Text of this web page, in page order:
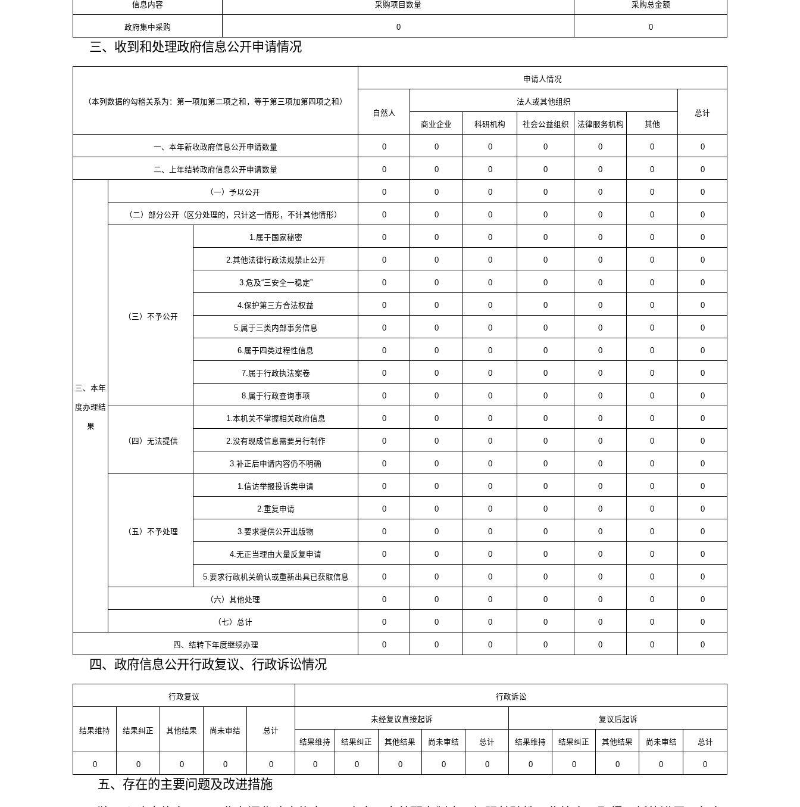
信息内容 采购项目数量 采购总金额
政府集中采购 0 0
三、收到和处理政府信息公开申请情况
（本列数据的勾稽关系为：第一项加第二项之和，等于第三项加第四项之和）
申请人情况
自然人
法人或其他组织
总计
商业企业
科研机构 社会公益组织 法律服务机构 其他
一、本年新收政府信息公开申请数量 0 0 0 0 0 0 0
二、上年结转政府信息公开申请数量 0 0 0 0 0 0 0
三、本年
度办理结
果
（一）予以公开 0 0 0 0 0 0 0
（二）部分公开（区分处理的，只计这一情形，不计其他情形） 0 0 0 0 0 0 0
（三）不予公开
1.属于国家秘密 0 0 0 0 0 0 0
2.其他法律行政法规禁止公开 0 0 0 0 0 0 0
3.危及“三安全一稳定” 0 0 0 0 0 0 0
4.保护第三方合法权益 0 0 0 0 0 0 0
5.属于三类内部事务信息 0 0 0 0 0 0 0
6.属于四类过程性信息 0 0 0 0 0 0 0
7.属于行政执法案卷 0 0 0 0 0 0 0
8.属于行政查询事项 0 0 0 0 0 0 0
（四）无法提供
1.本机关不掌握相关政府信息 0 0 0 0 0 0 0
2.没有现成信息需要另行制作 0 0 0 0 0 0 0
3.补正后申请内容仍不明确 0 0 0 0 0 0 0
（五）不予处理
1.信访举报投诉类申请 0 0 0 0 0 0 0
2.重复申请 0 0 0 0 0 0 0
3.要求提供公开出版物 0 0 0 0 0 0 0
4.无正当理由大量反复申请 0 0 0 0 0 0 0
5.要求行政机关确认或重新出具已获取信息 0 0 0 0 0 0 0
（六）其他处理 0 0 0 0 0 0 0
（七）总计 0 0 0 0 0 0 0
四、结转下年度继续办理 0 0 0 0 0 0 0
四、政府信息公开行政复议、行政诉讼情况
行政复议 行政诉讼
结果维持 结果纠正 其他结果 尚未审结 总计
未经复议直接起诉 复议后起诉
结果维持 结果纠正 其他结果 尚未审结 总计 结果维持 结果纠正 其他结果 尚未审结 总计
0 0 0 0 0 0 0 0 0 0 0 0 0 0 0
五、存在的主要问题及改进措施